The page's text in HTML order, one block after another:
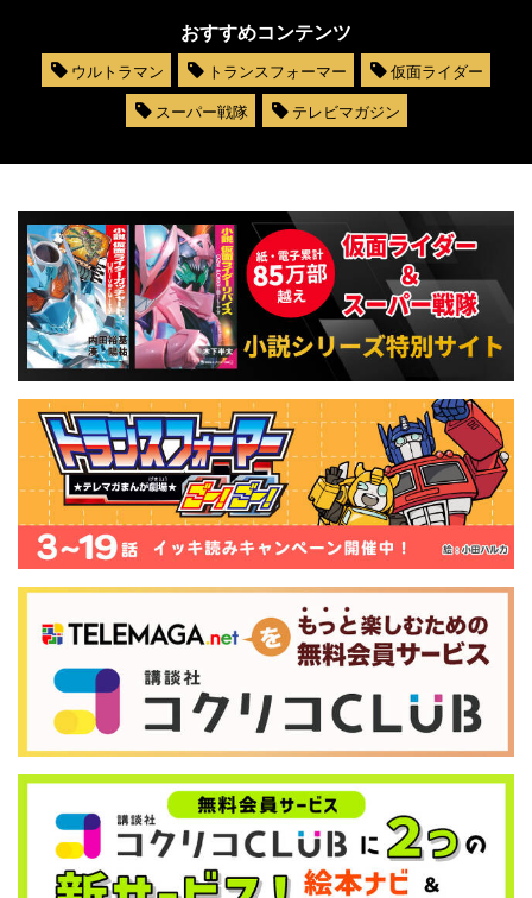
おすすめコンテンツ
ウルトラマン トランスフォーマー
仮面ライダー
スーパー戦隊
テレビマガジン